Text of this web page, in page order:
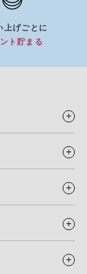
上げごとに
ト貯まる